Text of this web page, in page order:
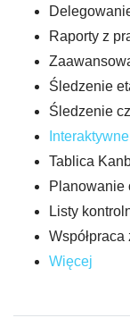
Raporty z
Śledzenie
Śledzenie
Tablica
Planowanie
Listy
Więcej